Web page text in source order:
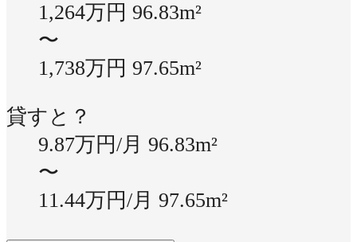
1,264万円 96.83m²
〜
1,738万円 97.65m²
貸すと？
9.87万円/月 96.83m²
〜
11.44万円/月 97.65m²